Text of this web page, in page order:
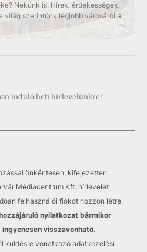
Nekünk is. Hírek, érdekességek,
világ szerintünk legjobb városáról a
induló heti hírlevelünkre!
önkéntesen, kifejezetten
Médiacentrum Kft. hírlevelet
felhasználói fiókot hozzon létre.
nyilatkozat bármikor
visszavonható.
küldésre vonatkozó adatkezelési